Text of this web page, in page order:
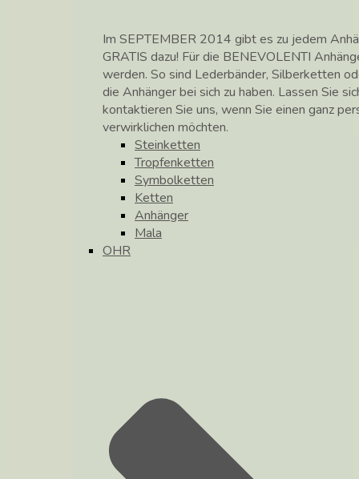
Im SEPTEMBER 2014 gibt es zu jedem
GRATIS dazu! Für die BENEVOLENTI
werden. So sind Lederbänder, Silberketten
die Anhänger bei sich zu haben. Lassen Sie
kontaktieren Sie uns, wenn Sie einen ganz
verwirklichen möchten.
Steinketten
Tropfenketten
Symbolketten
Ketten
Anhänger
Mala
OHR